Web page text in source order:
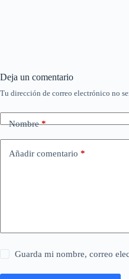
Deja un comentario
Tu dirección de correo electrónico no
Nombre*
Añadir comentario *
Guarda mi nombre, correo